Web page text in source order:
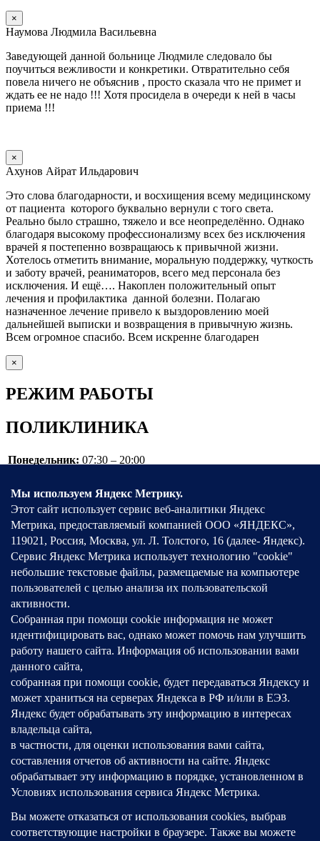
×
Наумова Людмила Васильевна
Заведующей данной больнице Людмиле следовало бы
поучиться вежливости и конкретики. Отвратительно себя
повела ничего не объяснив , просто сказала что не примет и
ждать ее не надо !!! Хотя просидела в очереди к ней в часы
приема !!!
×
Ахунов Айрат Ильдарович
Это слова благодарности, и восхищения всему медицинскому
от пациента которого буквально вернули с того света.
Реально было страшно, тяжело и все неопределённо. Однако
благодаря высокому профессионализму всех без исключения
врачей я постепенно возвращаюсь к привычной жизни.
Хотелось отметить внимание, моральную поддержку, чуткость
и заботу врачей, реаниматоров, всего мед персонала без
исключения. И ещё…. Накоплен положительный опыт
лечения и профилактика данной болезни. Полагаю
назначенное лечение привело к выздоровлению моей
дальнейшей выписки и возвращения в привычную жизнь.
Всем огромное спасибо. Всем искренне благодарен
×
РЕЖИМ РАБОТЫ
ПОЛИКЛИНИКА
Понедельник: 07:30 – 20:00
Среда:
07:30 – 20:00
Четверг:
07:30 – 20:00
Пятница:
07:30 – 20:00
Суббота:
08:00 – 18:00
Воскресенье: 09:00 – 15:00
СТОЛ СПРАВОК
+7 (843) 223-05-27
ТРАВМПУНКТ
+7 (843) 223-05-89
ПРИЕМНОЕ ОТДЕЛЕНИЕ
терапевтического блока
+7 (843) 223-05-47
ПРИЕМНОЕ ОТДЕЛЕНИЕ
хирургического блока